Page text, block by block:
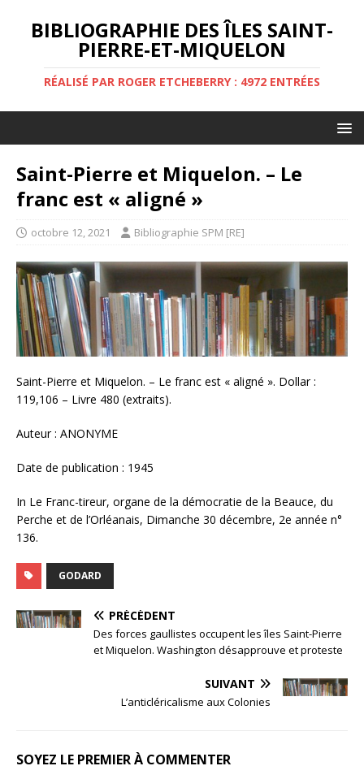
BIBLIOGRAPHIE DES ÎLES SAINT-
PIERRE-ET-MIQUELON
RÉALISÉ PAR ROGER ETCHEBERRY : 4972 ENTRÉES
Saint-Pierre et Miquelon. – Le
franc est « aligné »
octobre 12, 2021 Bibliographie SPM [RE]
Saint-Pierre et Miquelon. – Le franc est « aligné ». Dollar :
119,106 – Livre 480 (extraits).
Auteur : ANONYME
Date de publication : 1945
In Le Franc-tireur, organe de la démocratie de la Beauce, du
Perche et de l’Orléanais, Dimanche 30 décembre, 2e année n°
136.
GODARD
PRÉCÉDENT
Des forces gaullistes occupent les îles Saint-Pierre
et Miquelon. Washington désapprouve et proteste
SUIVANT
L’anticléricalisme aux Colonies
SOYEZ LE PREMIER À COMMENTER